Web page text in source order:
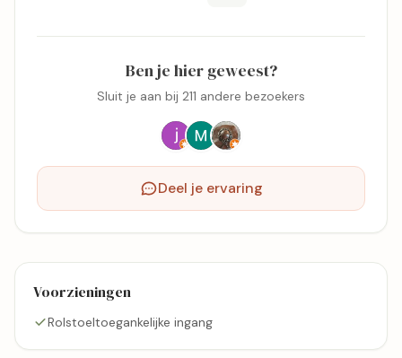
Ben je hier geweest?
Sluit je aan bij 211 andere bezoekers
Deel je ervaring
Voorzieningen
Rolstoeltoegankelijke ingang